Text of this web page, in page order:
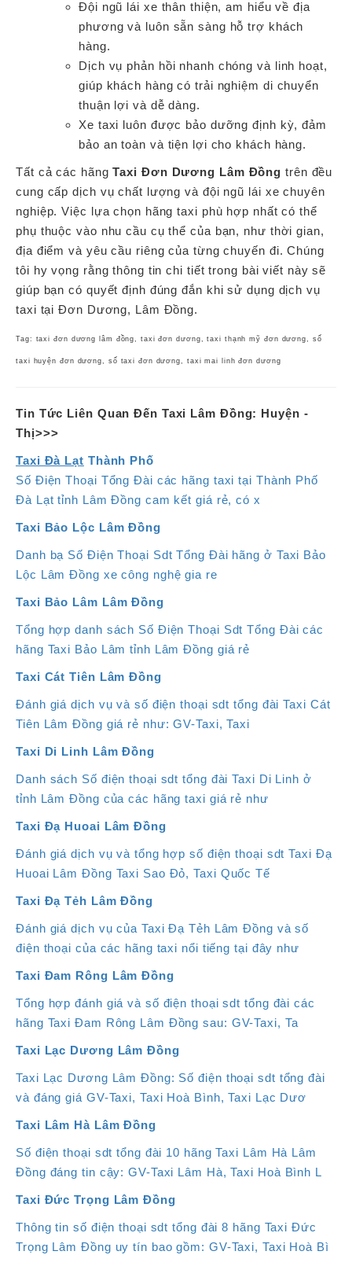
Đội ngũ lái xe thân thiện, am hiểu về địa
phương và luôn sẵn sàng hỗ trợ khách
hàng.
Dịch vụ phản hồi nhanh chóng và linh hoạt,
giúp khách hàng có trải nghiệm di chuyển
thuận lợi và dễ dàng.
Xe taxi luôn được bảo dưỡng định kỳ, đảm
bảo an toàn và tiện lợi cho khách hàng.
Tất cả các hãngTaxi Đơn Dương Lâm Đồng trên đều
cung cấp dịch vụ chất lượng và đội ngũ lái xe chuyên
nghiệp. Việc lựa chọn hãng taxi phù hợp nhất có thể
phụ thuộc vào nhu cầu cụ thể của bạn, như thời gian,
địa điểm và yêu cầu riêng của từng chuyến đi. Chúng
tôi hy vọng rằng thông tin chi tiết trong bài viết này sẽ
giúp bạn có quyết định đúng đắn khi sử dụng dịch vụ
taxi tại Đơn Dương, Lâm Đồng.
Tag: taxi đơn dương lâm đồng, taxi đơn dương, taxi thạnh mỹ đơn dương, số
taxi huyện đơn dương, số taxi đơn dương, taxi mai linh đơn dương
Tin Tức Liên Quan Đến Taxi Lâm Đồng: Huyện -
Thị>>>
Taxi Đà Lạt Thành Phố
Số Điện Thoại Tổng Đài các hãng taxi tại Thành Phố
Đà Lạt tỉnh Lâm Đồng cam kết giá rẻ, có x
Taxi Bảo Lộc Lâm Đồng
Danh bạ Số Điện Thoại Sdt Tổng Đài hãng ở Taxi Bảo
Lộc Lâm Đồng xe công nghệ gia re
Taxi Bảo Lâm Lâm Đồng
Tổng hợp danh sách Số Điện Thoại Sdt Tổng Đài các
hãng Taxi Bảo Lâm tỉnh Lâm Đồng giá rẻ
Taxi Cát Tiên Lâm Đồng
Đánh giá dịch vụ và số điện thoại sdt tổng đài Taxi Cát
Tiên Lâm Đồng giá rẻ như: GV-Taxi, Taxi
Taxi Di Linh Lâm Đồng
Danh sách Số điện thoại sdt tổng đài Taxi Di Linh ở
tỉnh Lâm Đồng của các hãng taxi giá rẻ như
Taxi Đạ Huoai Lâm Đồng
Đánh giá dịch vụ và tổng hợp số điện thoại sdt Taxi Đạ
Huoai Lâm Đồng Taxi Sao Đỏ, Taxi Quốc Tế
Taxi Đạ Tẻh Lâm Đồng
Đánh giá dịch vụ của Taxi Đạ Tẻh Lâm Đồng và số
điện thoại của các hãng taxi nổi tiếng tại đây như
Taxi Đam Rông Lâm Đồng
Tổng hợp đánh giá và số điện thoại sdt tổng đài các
hãng Taxi Đam Rông Lâm Đồng sau: GV-Taxi, Ta
Taxi Lạc Dương Lâm Đồng
Taxi Lạc Dương Lâm Đồng: Số điện thoại sdt tổng đài
và đáng giá GV-Taxi, Taxi Hoà Bình, Taxi Lạc Dươ
Taxi Lâm Hà Lâm Đồng
Số điện thoại sdt tổng đài 10 hãng Taxi Lâm Hà Lâm
Đồng đáng tin cậy: GV-Taxi Lâm Hà, Taxi Hoà Bình L
Taxi Đức Trọng Lâm Đồng
Thông tin số điện thoại sdt tổng đài 8 hãng Taxi Đức
Trọng Lâm Đồng uy tín bao gồm: GV-Taxi, Taxi Hoà Bì